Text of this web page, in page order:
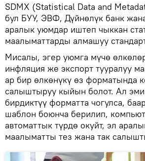
SDMX (Statistical Data and
бул БУУ, ЭВФ, Дүйнөлүк банк
аралык уюмдар иштеп чыккан
маалыматтарды алмашуу
Мисалы, эгер уюмга мүчө
инфляция же экспорт тууралуу
ар бир өлкөнүкү өз форматында
салыштыруу кыйын болот. Ал
бирдиктүү форматта чогулса,
шаблон боюнча берилип,
автоматтык түрдө окуйт, эл
маалыматты тез жана так